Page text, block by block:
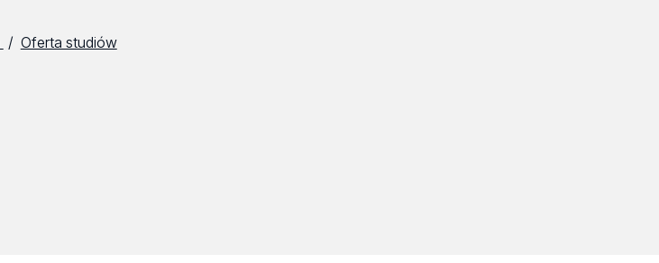
Oferta studiów